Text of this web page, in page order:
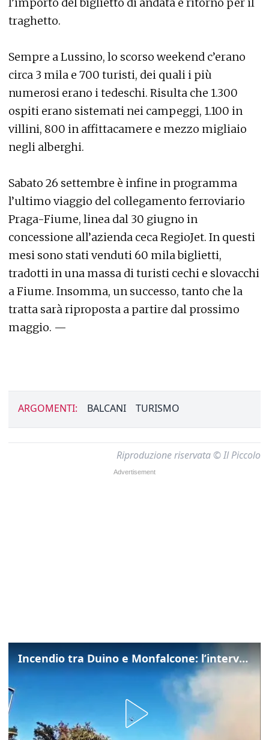
traghetto.
Sempre a Lussino, lo scorso weekend c’erano
circa 3 mila e 700 turisti, dei quali i più
numerosi erano i tedeschi. Risulta che 1.300
ospiti erano sistemati nei campeggi, 1.100 in
villini, 800 in affittacamere e mezzo migliaio
negli alberghi.
Sabato 26 settembre è infine in programma
l’ultimo viaggio del collegamento ferroviario
Praga-Fiume, linea dal 30 giugno in
concessione all’azienda ceca RegioJet. In questi
mesi sono stati venduti 60 mila biglietti,
tradotti in una massa di turisti cechi e slovacchi
a Fiume. Insomma, un successo, tanto che la
tratta sarà riproposta a partire dal prossimo
maggio. —
ARGOMENTI: BALCANI TURISMO
Riproduzione riservata © Il Piccolo
Incendio tra Duino e Monfalcone: l’intervento dei vigili del fuoco